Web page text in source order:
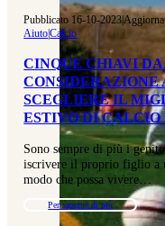
Pubblicato 16-10-2023|
Aiuto|Calcio
CINQUE CHIAVI
SCEGLIERE IL
ESTIVO DI
Sono sempre di più i
iscrivere il proprio figlio a
modo che possa vivere…
Per saperne di più